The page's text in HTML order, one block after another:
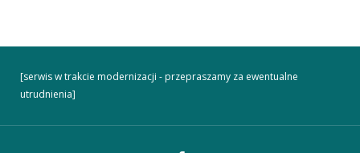
[serwis w trakcie modernizacji - przepraszamy za ewentualne
utrudnienia]